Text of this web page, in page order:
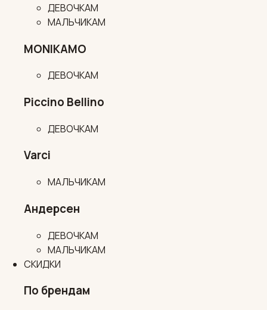
ДЕВОЧКАМ
МАЛЬЧИКАМ
MONIKAMO
ДЕВОЧКАМ
Piccino Bellino
ДЕВОЧКАМ
Varci
МАЛЬЧИКАМ
Андерсен
ДЕВОЧКАМ
МАЛЬЧИКАМ
СКИДКИ
По брендам